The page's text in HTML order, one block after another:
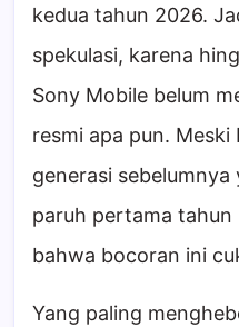
kedua tahun 2026.
spekulasi, karena
Sony Mobile belum
resmi apa pun.
generasi
paruh pertama tahun
bahwa bocoran ini
Yang paling